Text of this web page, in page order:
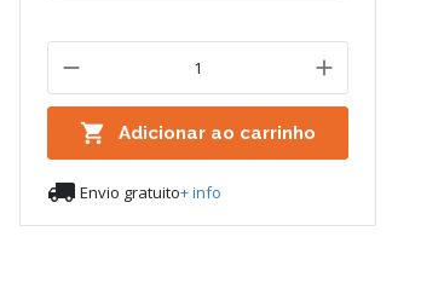
 Adicionar ao carrinho
 Envio gratuito+ info